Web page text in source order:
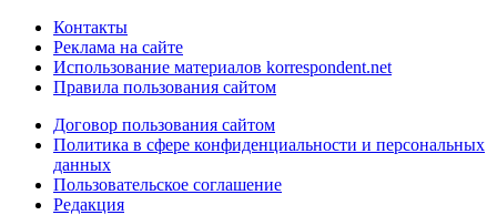
Контакты
Реклама на сайте
Использование материалов korrespondent.net
Правила пользования сайтом
Договор пользования сайтом
Политика в сфере конфиденциальности и персональных
данных
Пользовательское соглашение
Редакция